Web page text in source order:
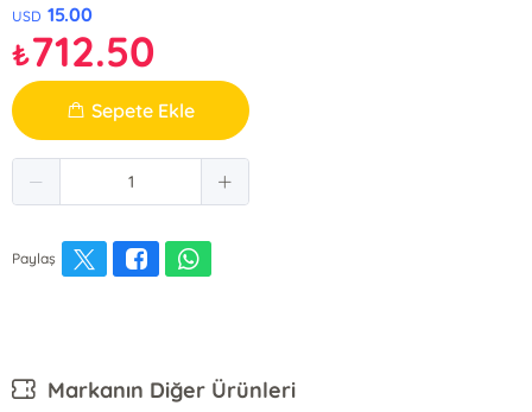
USD 15.00
₺712.50
Sepete Ekle
Paylaş
Markanın Diğer Ürünleri